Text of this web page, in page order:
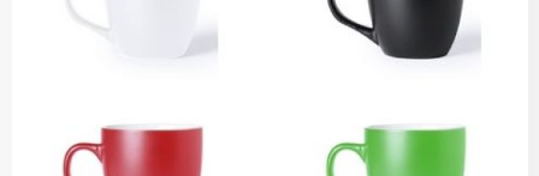
Heupflessen
Bestsellers